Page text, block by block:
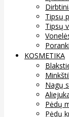
Tipsų
Tipsų
KOSMETIKA
Nagų
Pėdų
Pėdų